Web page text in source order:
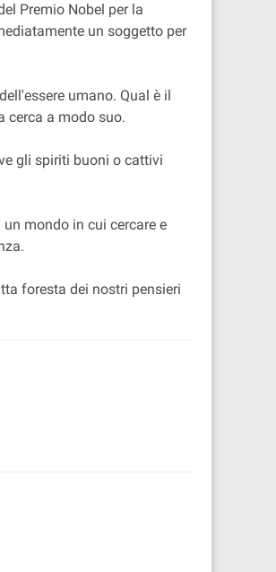
Premio Nobel per la
un soggetto per
umano. Qual è il
cerca a modo suo.
gli spiriti buoni o cattivi
mondo in cui cercare e
foresta dei nostri pensieri